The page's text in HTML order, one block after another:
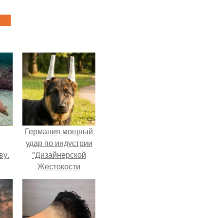
Германия мощный
удар по индустрии
"Дизайнерской
Жестокости
нанесла".